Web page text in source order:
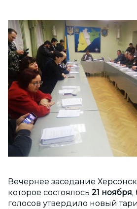
Вечернее заседание
которое состоялось 21 ноября,
голосов утвердило новый